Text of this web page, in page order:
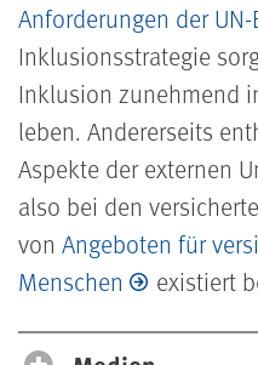
Anforderungen der UN-
Inklusionsstrategie
Inklusion zunehmend
leben. Andererseits
Aspekte der externen
also bei den
von Angeboten für
Menschen
existiert